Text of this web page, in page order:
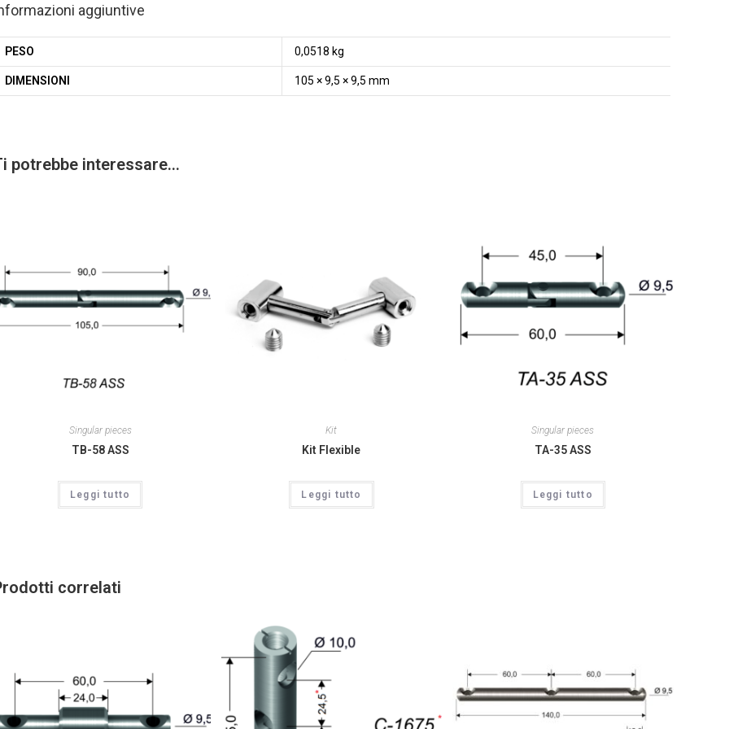
aggiuntive
PESO 0,0518 kg
DIMENSIONI 105 × 9,5 × 9,5 mm
potrebbe interessare…
Singular pieces
TB-58 ASS
Leggi tutto
Kit
Kit Flexible
Leggi tutto
Singular pieces
TA-35 ASS
Leggi tutto
correlati